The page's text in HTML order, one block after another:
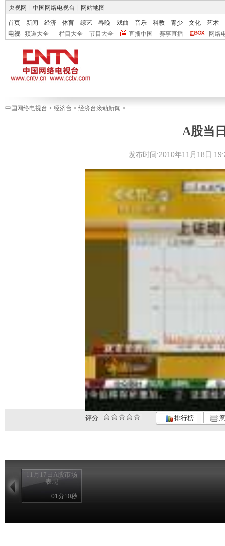
央视网 中国网络电视台 网站地图
首页 新闻 经济 体育 综艺 春晚 戏曲 音乐 科教 青少 文化
艺术
电视
频道大全 栏目大全 节目大全 直播中国 赛事直播 网络
中国网络电视台 > 经济台 > 经济台滚动新闻 >
A股当
发布时间:2010年11月18日
评分 排行榜
11月17日A股市场
表现
01分10秒